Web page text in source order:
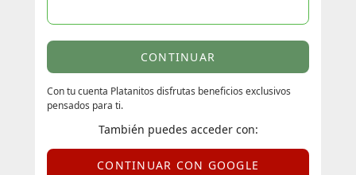
CONTINUAR
Con tu cuenta Platanitos disfrutas beneficios exclusivos
pensados para ti.
También puedes acceder con:
CONTINUAR CON GOOGLE